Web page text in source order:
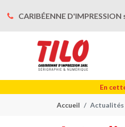
CARIBÉENNE
En
Accueil Actualités